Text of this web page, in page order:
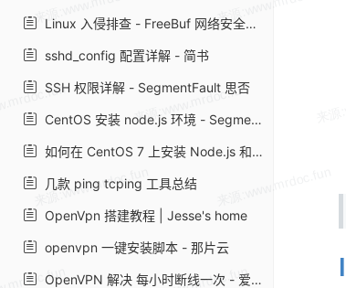
Linux 入侵排查 - FreeBuf 网络安全行业门户
sshd_config 配置详解 - 简书
SSH 权限详解 - SegmentFault 思否
CentOS 安装 node.js 环境 - SegmentFault 思否
如何在 CentOS 7 上安装 Node.js 和 npm | myfreax
几款 ping tcping 工具总结
OpenVpn 搭建教程 | Jesse's home
openvpn 一键安装脚本 - 那片云
OpenVPN 解决 每小时断线一次 - 爱开源